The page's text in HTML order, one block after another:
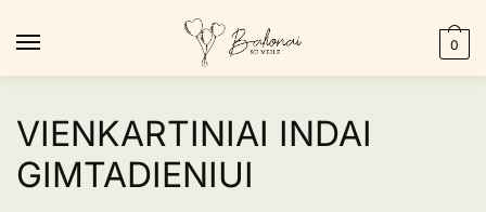
0
VIENKARTINIAI INDAI
GIMTADIENIUI